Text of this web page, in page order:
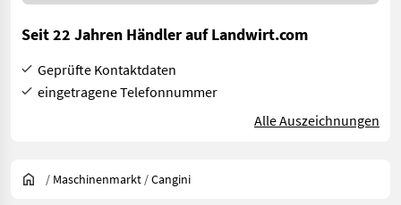
Seit 22 Jahren Händler auf Landwirt.com
Geprüfte Kontaktdaten
eingetragene Telefonnummer
Alle Auszeichnungen
/ Maschinenmarkt /Cangini